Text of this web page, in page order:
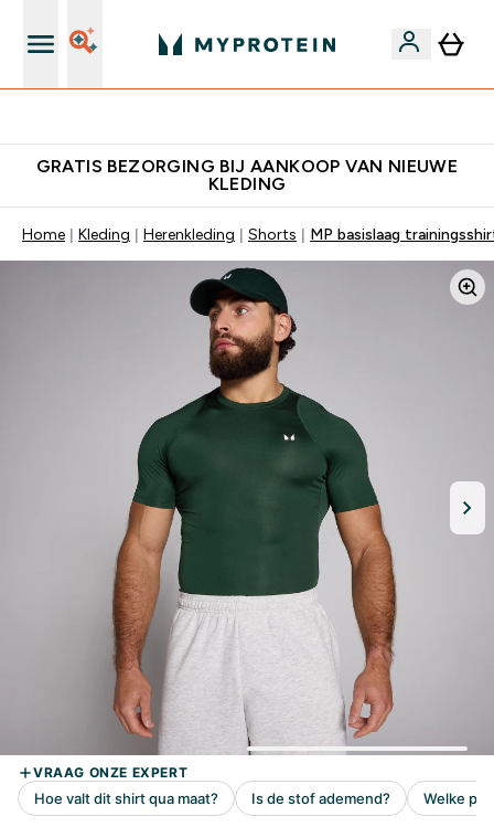
GRATIS BEZORGING BIJ AANKOOP VAN NIEUWE
KLEDING
Home Kleding Herenkleding Shorts MP basislaag